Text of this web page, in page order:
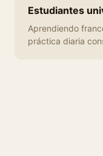
Estudiantes
Aprendiendo
práctica diaria